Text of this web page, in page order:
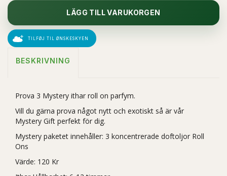
LÄGG TILL VARUKORGEN
TILFØJ TIL ØNSKESKYEN
BESKRIVNING
Prova 3 Mystery ithar roll on parfym.
Vill du gärna prova något nytt och exotiskt så är vår
Mystery Gift perfekt för dig.
Mystery paketet innehåller: 3 koncentrerade doftoljor Roll
Ons
Värde: 120 Kr